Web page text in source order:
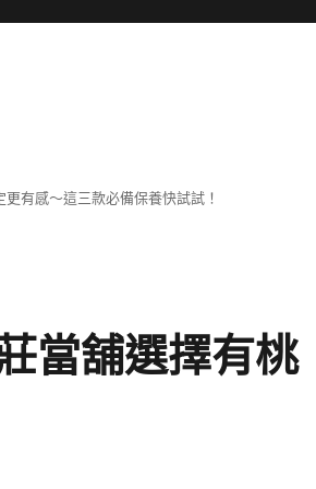
有感～這三款必備保養快試試！
當舖選擇有桃